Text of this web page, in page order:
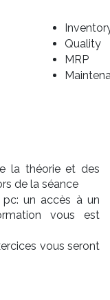
Quality
MRP
la théorie et des
de la séance
un accès à un
vous est
vous seront